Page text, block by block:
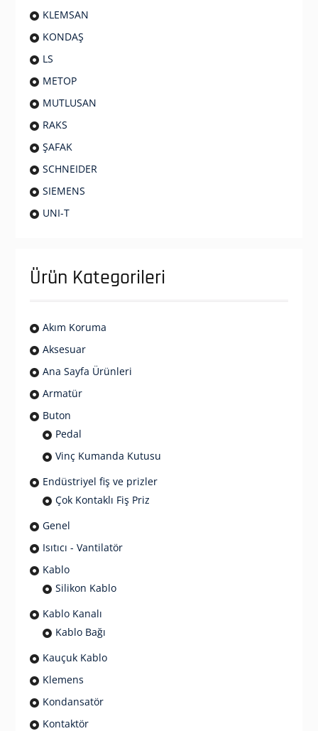
KLEMSAN
KONDAŞ
LS
METOP
MUTLUSAN
RAKS
ŞAFAK
SCHNEIDER
SIEMENS
UNI-T
Ürün Kategorileri
Akım Koruma
Aksesuar
Ana Sayfa Ürünleri
Armatür
Buton
Pedal
Vinç Kumanda Kutusu
Endüstriyel fiş ve prizler
Çok Kontaklı Fiş Priz
Genel
Isıtıcı - Vantilatör
Kablo
Silikon Kablo
Kablo Kanalı
Kablo Bağı
Kauçuk Kablo
Klemens
Kondansatör
Kontaktör